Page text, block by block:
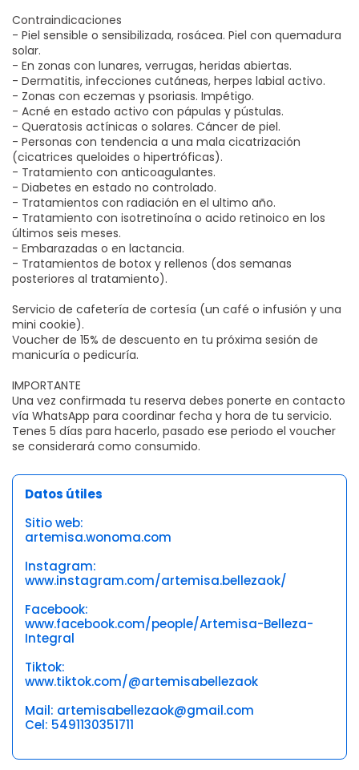
Contraindicaciones
- Piel sensible o sensibilizada, rosácea. Piel con quemadura
solar.
- En zonas con lunares, verrugas, heridas abiertas.
- Dermatitis, infecciones cutáneas, herpes labial activo.
- Zonas con eczemas y psoriasis. Impétigo.
- Acné en estado activo con pápulas y pústulas.
- Queratosis actínicas o solares. Cáncer de piel.
- Personas con tendencia a una mala cicatrización
(cicatrices queloides o hipertróficas).
- Tratamiento con anticoagulantes.
- Diabetes en estado no controlado.
- Tratamientos con radiación en el ultimo año.
- Tratamiento con isotretinoína o acido retinoico en los
últimos seis meses.
- Embarazadas o en lactancia.
- Tratamientos de botox y rellenos (dos semanas
posteriores al tratamiento).
Servicio de cafetería de cortesía (un café o infusión y una
mini cookie).
Voucher de 15% de descuento en tu próxima sesión de
manicuría o pedicuría.
IMPORTANTE
Una vez confirmada tu reserva debes ponerte en contacto
vía WhatsApp para coordinar fecha y hora de tu servicio.
Tenes 5 días para hacerlo, pasado ese periodo el voucher
se considerará como consumido.
Datos útiles
Sitio web:
artemisa.wonoma.com
Instagram:
www.instagram.com/artemisa.bellezaok/
Facebook:
www.facebook.com/people/Artemisa-Belleza-
Integral
Tiktok:
www.tiktok.com/@artemisabellezaok
Mail: artemisabellezaok@gmail.com
Cel: 5491130351711